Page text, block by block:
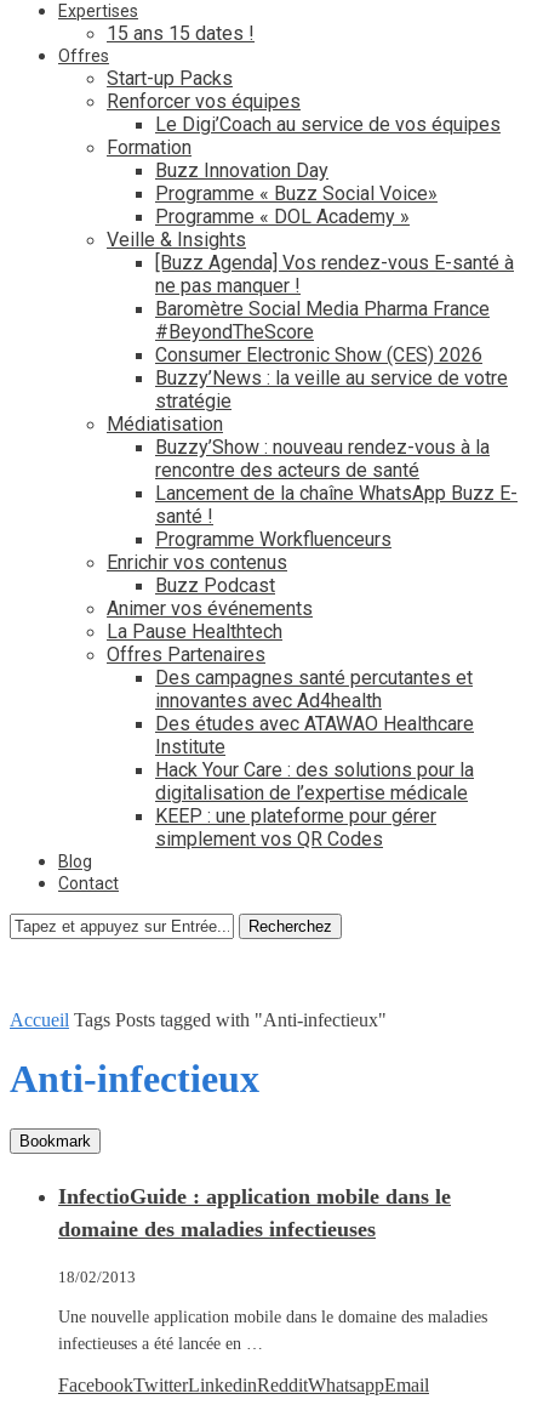
Expertises
15 ans 15 dates !
Offres
Start-up Packs
Renforcer vos équipes
Le Digi’Coach au service de vos équipes
Formation
Buzz Innovation Day
Programme « Buzz Social Voice»
Programme « DOL Academy »
Veille & Insights
[Buzz Agenda] Vos rendez-vous E-santé à
ne pas manquer !
Baromètre Social Media Pharma France
#BeyondTheScore
Consumer Electronic Show (CES) 2026
Buzzy’News : la veille au service de votre
stratégie
Médiatisation
Buzzy’Show : nouveau rendez-vous à la
rencontre des acteurs de santé
Lancement de la chaîne WhatsApp Buzz E-
santé !
Programme Workfluenceurs
Enrichir vos contenus
Buzz Podcast
Animer vos événements
La Pause Healthtech
Offres Partenaires
Des campagnes santé percutantes et
innovantes avec Ad4health
Des études avec ATAWAO Healthcare
Institute
Hack Your Care : des solutions pour la
digitalisation de l’expertise médicale
KEEP : une plateforme pour gérer
simplement vos QR Codes
Blog
Contact
Recherchez
Accueil Tags Posts tagged with "Anti-infectieux"
Anti-infectieux
Bookmark
InfectioGuide : application mobile dans le
domaine des maladies infectieuses
18/02/2013
Une nouvelle application mobile dans le domaine des maladies
infectieuses a été lancée en …
FacebookTwitterLinkedinRedditWhatsappEmail